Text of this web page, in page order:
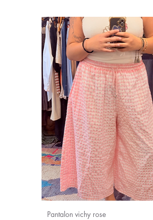
Pantalon vichy rose